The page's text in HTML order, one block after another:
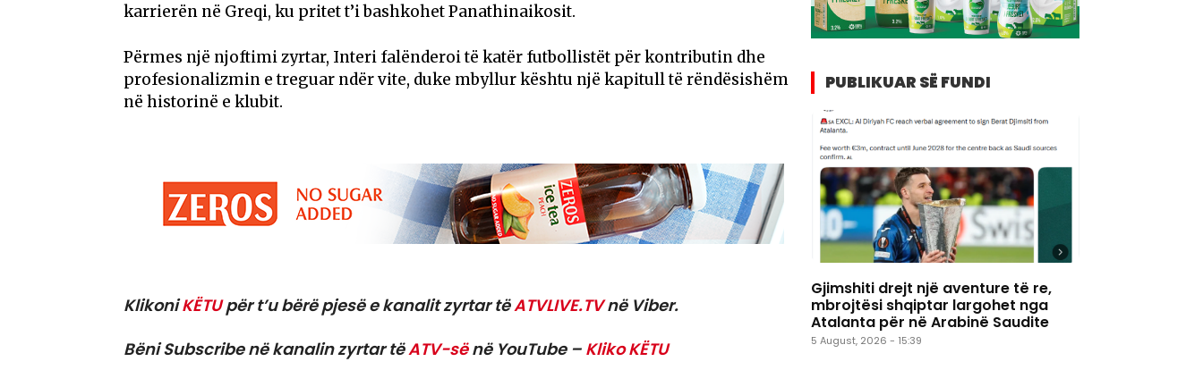
karrierën në Greqi, ku pritet t’i bashkohet Panathinaikosit.
Përmes një njoftimi zyrtar, Interi falënderoi të katër futbollistët për kontributin dhe
profesionalizmin e treguar ndër vite, duke mbyllur kështu një kapitull të rëndësishëm
në historinë e klubit.
KlikoniKËTUpër t’u bërë pjesë e kanalit zyrtar tëATVLIVE.TVnë Viber.
Bëni Subscribe në kanalin zyrtar tëATV-sënë YouTube – Kliko KËTU
PUBLIKUAR SË FUNDI
Gjimshiti drejt një aventure të re,
mbrojtësi shqiptar largohet nga
Atalanta për në Arabinë Saudite
5 August, 2026 - 15:39